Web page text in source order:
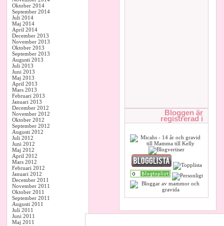
Oktober 2014
September 2014
Juli 2014
Maj 2014
April 2014
December 2013
November 2013
Oktober 2013
September 2013
Augusti 2013
Juli 2013
Juni 2013
Maj 2013
April 2013
Mars 2013
Februari 2013
Januari 2013
December 2012
November 2012
Oktober 2012
September 2012
Augusti 2012
Juli 2012
Juni 2012
Maj 2012
April 2012
Mars 2012
Februari 2012
Januari 2012
December 2011
November 2011
Oktober 2011
September 2011
Augusti 2011
Juli 2011
Juni 2011
Maj 2011
Bloggen är
registrerad i